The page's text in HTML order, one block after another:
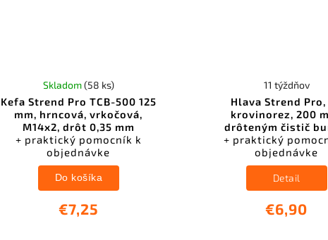
Kefa Strend Pro TCB-500 125
mm, hrncová, vrkočová,
M14x2, drôt 0,35 mm
+ praktický pomocník k
objednávke
Skladom(58 ks)
€7,25
Do košíka
Hlava Strend Pro,
krovinorez, 200
drôteným čistič
+ praktický
objednávke
11 týždňov
€6,90
Detail